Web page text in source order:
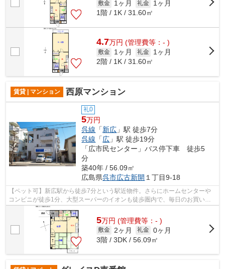
敷金 1ヶ月 礼金
1ヶ月
1階 / 1K / 31.60㎡
4.7万円 (管理費等：- )
敷金 1ヶ月 礼金
1ヶ月
2階 / 1K / 31.60㎡
賃貸 | マンション 西原マンション
礼0
5万円
呉線 「新広 」駅 徒歩7分
呉線 「広 」駅 徒歩19分
「広市民センター」バス停下車 徒歩5
分
築40年 / 56.09㎡
広島県呉市広古新開 １丁目9-18
【ペット可】新広駅から徒歩7分という駅近物件。さらにホームセンターや
コンビニが徒歩1分、大型スーパーのイオンも徒歩圏内で、毎日のお買い物
が驚くほどスムーズになります。お部屋...
5万円 (管理費等：- )
敷金 2ヶ月 礼金 0ヶ月
3階 / 3DK / 56.09㎡